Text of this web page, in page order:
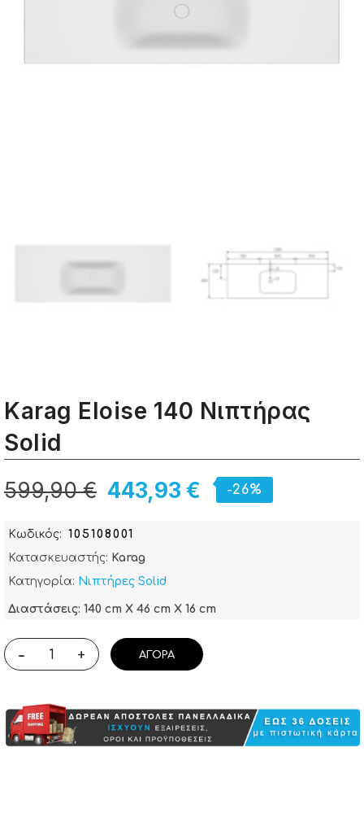
Karag Eloise 140 Nιπτήρας
Solid
443,93 €
599,90 € -26%
Κωδικός
105108001
Κατασκευαστής: Karag
Κατηγορία: Νιπτήρες Solid
Διαστάσεις: 140 cm X 46 cm X 16 cm
- + ΑΓΟΡΆ